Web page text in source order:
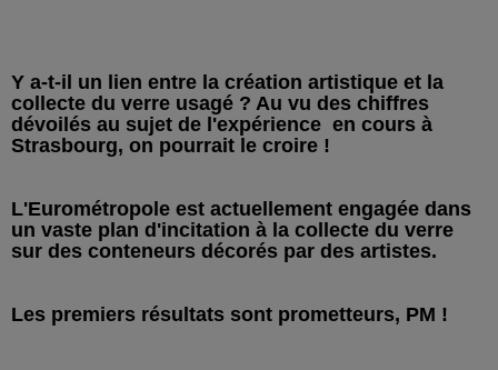
Y a-t-il un lien entre la création artistique et la
collecte du verre usagé ? Au vu des chiffres
dévoilés au sujet de l'expérience en cours à
Strasbourg, on pourrait le croire !
L'Eurométropole est actuellement engagée dans
un vaste plan d'incitation à la collecte du verre
sur des conteneurs décorés par des artistes.
Les premiers résultats sont prometteurs, PM !